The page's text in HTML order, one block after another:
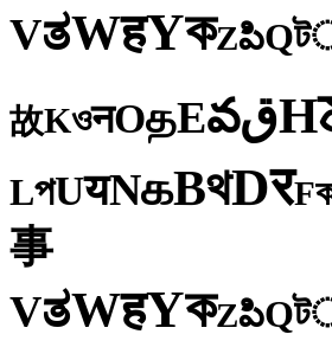
VತWहYকZపిQ
故KওनOதEవقH
LপUयNகBথDरF
事
VತWहYকZపిQ